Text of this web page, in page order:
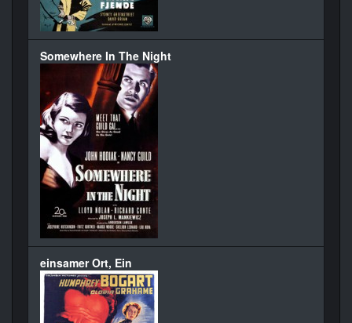
Somewhere In The Night
einsamer Ort, Ein